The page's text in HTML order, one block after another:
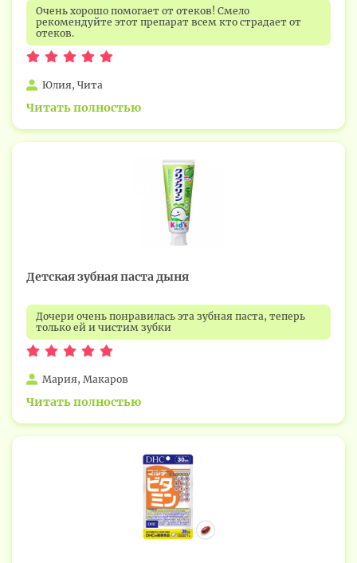
Очень хорошо помогает от отеков! Смело
рекомендуйте этот препарат всем кто страдает от
отеков.
Юлия, Чита
Читать полностью
Детская зубная паста дыня
Дочери очень понравилась эта зубная паста, теперь
только ей и чистим зубки
Мария, Макаров
Читать полностью